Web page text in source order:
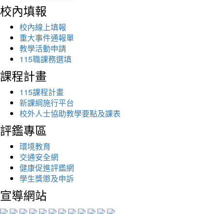
校內填報
校內線上填報
重大事件通報單
教學活動申請
115職課務選填
課程計畫
115課程計畫
新課綱施行平台
校外人士協助教學要點及課表
評鑑專區
環境教育
交通安全網
健康促進評鑑網
學生獎懲及申訴
宣導網站